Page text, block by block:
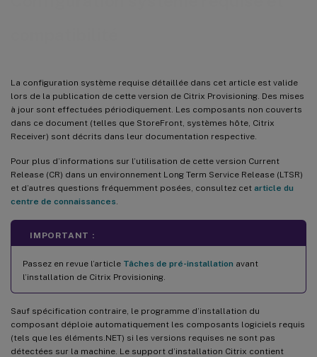
La configuration système requise détaillée dans cet article est valide
lors de la publication de cette version de Citrix Provisioning. Des mises
à jour sont effectuées périodiquement. Les composants non couverts
dans ce document (telles que StoreFront, systèmes hôte, Citrix
Receiver) sont décrits dans leur documentation respective.
Pour plus d’informations sur l’utilisation de cette version Current
Release (CR) dans un environnement Long Term Service Release (LTSR)
et d’autres questions fréquemment posées, consultez cet article du
centre de connaissances
IMPORTANT :
Passez en revue l’article Tâches de pré-installation avant
l’installation de Citrix Provisioning.
Sauf spécification contraire, le programme d’installation du
composant déploie automatiquement les composants logiciels requis
(tels que les éléments.NET) si les versions requises ne sont pas
détectées sur la machine. Le support d’installation Citrix contient